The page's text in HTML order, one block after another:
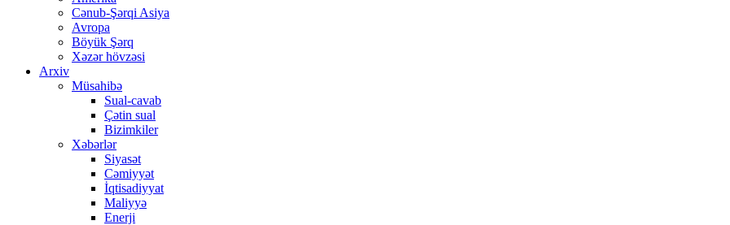
Cənub-Şərqi Asiya
Avropa
Böyük Şərq
Xəzər hövzəsi
Arxiv
Müsahibə
Sual-cavab
Çətin sual
Bizimkiler
Xəbərlər
Siyasət
Cəmiyyət
İqtisadiyyat
Maliyyə
Enerji